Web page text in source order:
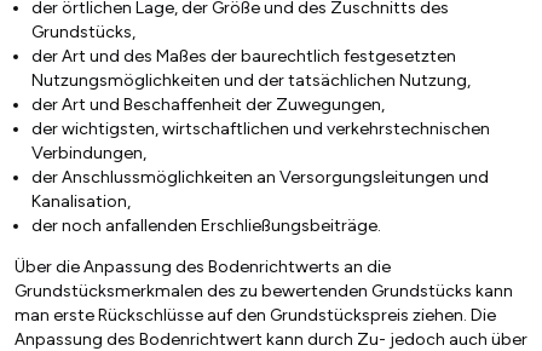
der örtlichen Lage, der Größe und des Zuschnitts des
Grundstücks,
der Art und des Maßes der baurechtlich festgesetzten
Nutzungsmöglichkeiten und der tatsächlichen Nutzung,
der Art und Beschaffenheit der Zuwegungen,
der wichtigsten, wirtschaftlichen und verkehrstechnischen
Verbindungen,
der Anschlussmöglichkeiten an Versorgungsleitungen und
Kanalisation,
der noch anfallenden Erschließungsbeiträge.
Über die Anpassung des Bodenrichtwerts an die
Grundstücksmerkmalen des zu bewertenden Grundstücks kann
man erste Rückschlüsse auf den Grundstückspreis ziehen. Die
Anpassung des Bodenrichtwert kann durch Zu- jedoch auch über